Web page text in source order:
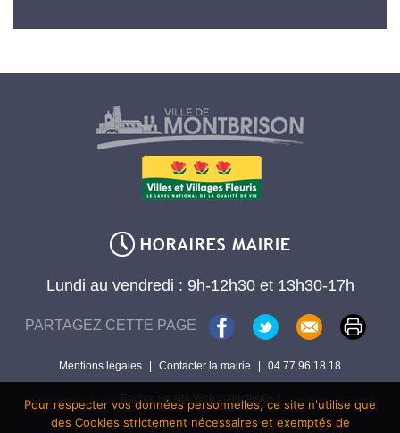
Lundi au vendredi : 9h-12h30 et 13h30-17h
PARTAGEZ CETTE PAGE
Mentions légales | Contacter la mairie | 04 77 96 18 18
Encore un site Web collectivités !
Pour respecter vos données personnelles, ce site n'utilise que
des Cookies strictement nécessaires et exemptés de